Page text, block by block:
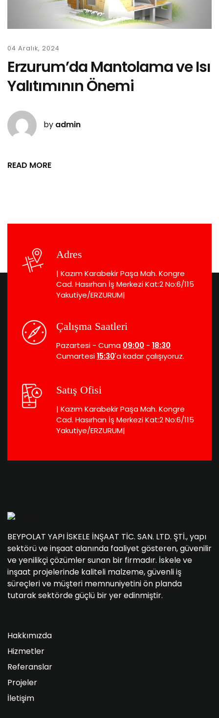
04 Aralık, 2024
Erzurum’da Mantolama ve Isı
Yalıtımının Önemi
by admin
READ MORE
Adres
| Kazım Karabekir Paşa Mah. Kongre
Cad. Hasırhan İş Merkezi Kat:2 No:6/115
Yakutiye/ERZURUM|
Çalışma Saatleri
Pazartesi - Cuma 09:00 - 18:30
Cumartesi15:30'a kadar çalışıyoruz.
Satış Ofisi
| Kazım Karabekir Paşa Mah. Kongre
Cad. Hasırhan İş Merkezi Kat:2 No:6/115
Yakutiye/ERZURUM|
BEYPOLAT YAPI İSKELE İNŞAAT TİC. SAN. LTD. ŞTİ., yapı
sektörü ve inşaat alanında faaliyet gösteren, güvenilir
ve yenilikçi çözümler sunan bir firmadır. İskele ve
inşaat projelerinde kaliteli malzeme, güvenli iş
süreçleri ve müşteri memnuniyetini ön planda
tutarak sektörde güçlü bir yer edinmiştir.
Hakkımızda
Hizmetler
Referanslar
Projeler
İletişim